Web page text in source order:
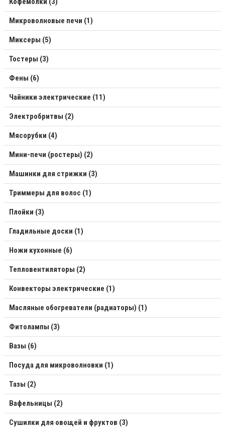
Микроволновые печи (1)
Миксеры (5)
Тостеры (3)
Фены (6)
Чайники электрические (11)
Электробритвы (2)
Мясорубки (4)
Мини-печи (ростеры) (2)
Машинки для стрижки (3)
Триммеры для волос (1)
Плойки (3)
Гладильные доски (1)
Ножи кухонные (6)
Тепловентиляторы (2)
Конвекторы электрические (1)
Масляные обогреватели (радиаторы) (1)
Фитолампы (3)
Вазы (6)
Посуда для микроволновки (1)
Тазы (2)
Вафельницы (2)
Сушилки для овощей и фруктов (3)